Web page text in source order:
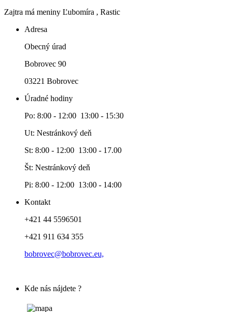
Zajtra má meniny Ľubomíra , Rastic
Adresa
Obecný úrad
Bobrovec 90
03221 Bobrovec
Úradné hodiny
Po: 8:00 - 12:00 13:00 - 15:30
Ut: Nestránkový deň
St: 8:00 - 12:00 13:00 - 17.00
Št: Nestránkový deň
Pi: 8:00 - 12:00 13:00 - 14:00
Kontakt
+421 44 5596501
+421 911 634 355
bobrovec@bobrovec.eu,
Kde nás nájdete ?